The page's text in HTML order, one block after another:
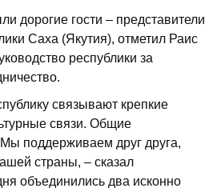
дорогие гости – представители
Саха (Якутия), отметил Раис
республики за
связывают крепкие
связи. Общие
Мы поддерживаем друг друга,
страны, – сказал
объединились два исконно